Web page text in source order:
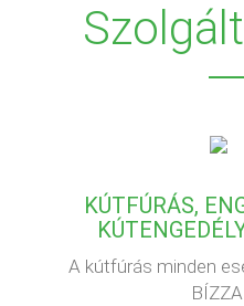
KÚTFÚRÁS,
A kútfúrás minden